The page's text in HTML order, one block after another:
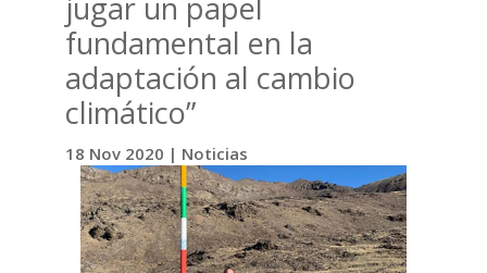
jugar un papel
fundamental en la
adaptación al cambio
climático”
18 Nov 2020 | Noticias